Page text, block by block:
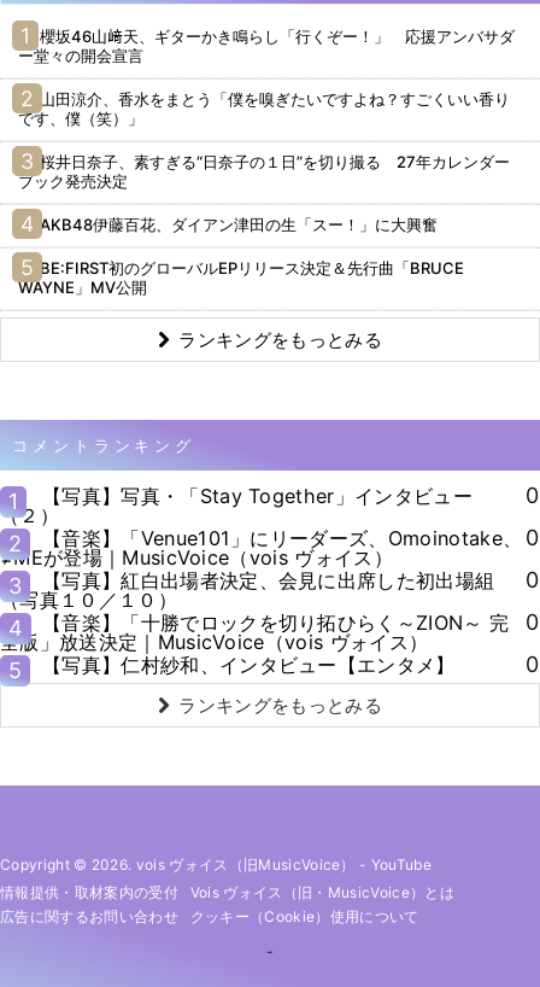
櫻坂46山﨑天、ギターかき鳴らし「行くぞー！」 応援アンバサダ
ー堂々の開会宣言
山田涼介、香水をまとう「僕を嗅ぎたいですよね？すごくいい香り
です、僕（笑）」
桜井日奈子、素すぎる“日奈子の１日”を切り撮る 27年カレンダー
ブック発売決定
AKB48伊藤百花、ダイアン津田の生「スー！」に大興奮
BE:FIRST初のグローバルEPリリース決定＆先行曲「BRUCE
WAYNE」MV公開
ランキングをもっとみる
コメントランキング
1
【写真】写真・「Stay Together」インタビュー
（２）
0
2
【音楽】「Venue101」にリーダーズ、Omoinotake、
≠MEが登場｜MusicVoice（vois ヴォイス）
0
3
【写真】紅白出場者決定、会見に出席した初出場組
（写真１０／１０）
0
4
【音楽】「十勝でロックを切り拓ひらく～ZION～ 完
全版」放送決定｜MusicVoice（vois ヴォイス）
0
5
【写真】仁村紗和、インタビュー【エンタメ】 0
ランキングをもっとみる
Copyright © 2026. vois ヴォイス（旧MusicVoice） - YouTube
情報提供・取材案内の受付
Vois ヴォイス（旧・MusicVoice）とは
広告に関するお問い合わせ
クッキー（cookie）使用について
-